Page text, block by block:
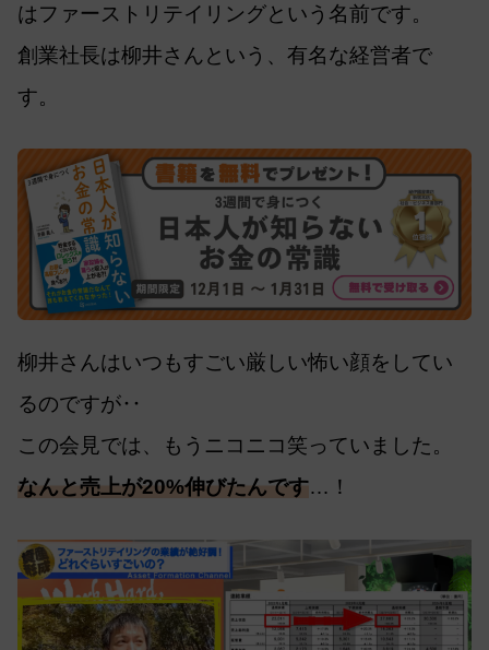
はファーストリテイリングという名前です。
創業社長は柳井さんという、有名な経営者で
す。
柳井さんはいつもすごい厳しい怖い顔をしてい
るのですが‥
この会見では、もうニコニコ笑っていました。
なんと売上が20%伸びたんです…！